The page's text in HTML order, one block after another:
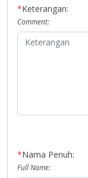
*Keterangan:
Comment:
*Nama Penuh:
Full Name: